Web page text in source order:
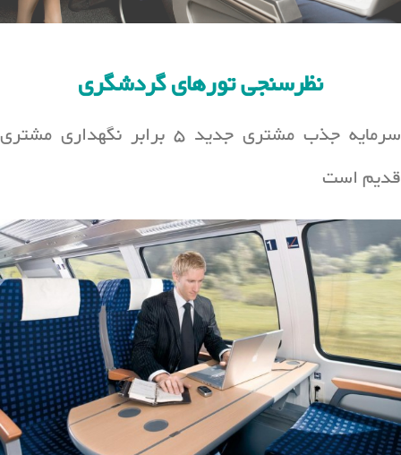
نظرسنجی تورهای گردشگری
سرمایه جذب مشتری جدید 5 برابر نگهداری مشتری
قدیم است